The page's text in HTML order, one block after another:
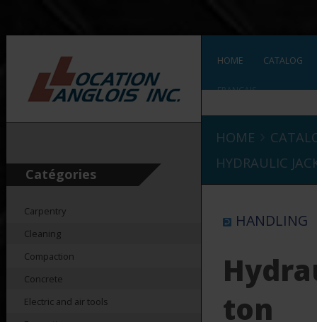
Catégories
Carpentry
Cleaning
Compaction
Concrete
Electric and air tools
HOME CATALOG
FRANÇAIS
HOME
HYDRAULIC
HANDLING
ton